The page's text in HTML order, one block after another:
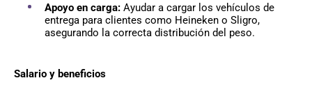
Apoyo en carga: Ayudar a cargar los vehículos de
entrega para clientes como Heineken o Sligro,
asegurando la correcta distribución del peso.
Salario y beneficios